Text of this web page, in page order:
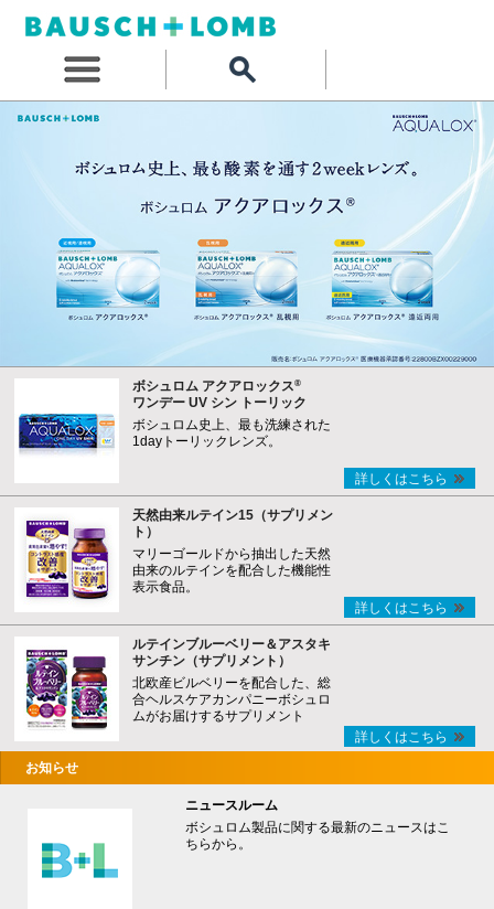
ボシュロム アクアロックス®
ワンデー UV シン トーリック
ボシュロム史上、最も洗練された
1dayトーリックレンズ。
詳しくはこちら
天然由来ルテイン15（サプリメン
ト）
マリーゴールドから抽出した天然
由来のルテインを配合した機能性
表示食品。
詳しくはこちら
ルテインブルーベリー＆アスタキ
サンチン（サプリメント）
北欧産ビルベリーを配合した、総
合ヘルスケアカンパニーボシュロ
ムがお届けするサプリメント
詳しくはこちら
お知らせ
ニュースルーム
ボシュロム製品に関する最新のニュースはこ
ちらから。